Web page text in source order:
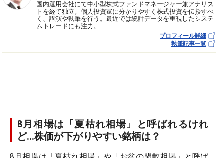
国内運用会社にて中小型株式ファンドマネージャー兼アナリス
トを経て独立。個人投資家に分かりやすく株式投資を伝授すべ
く、講演や執筆を行う。最近では統計データを重視したシステ
ムトレードにも注力。
プロフィール詳細
執筆記事一覧
8月相場は「夏枯れ相場」と呼ばれるけれ
ど…株価が下がりやすい銘柄は？